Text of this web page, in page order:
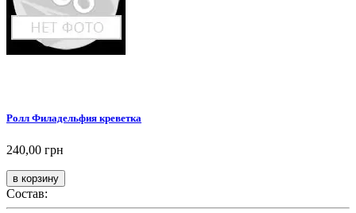
Ролл Филадельфия креветка
240,00 грн
Состав: